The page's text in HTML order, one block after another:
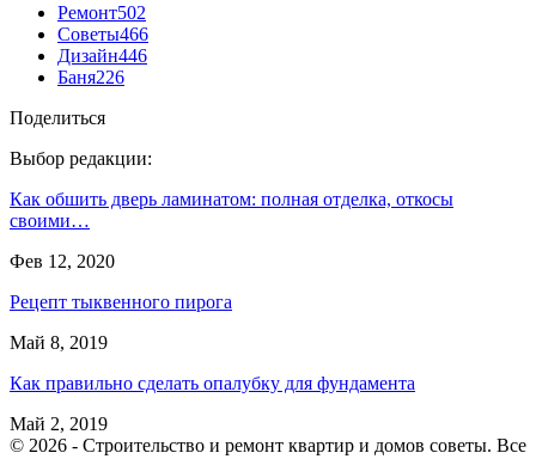
Ремонт502
Советы466
Дизайн446
Баня226
Поделиться
Выбор редакции:
Как обшить дверь ламинатом: полная отделка, откосы
своими…
Фев 12, 2020
Рецепт тыквенного пирога
Май 8, 2019
Как правильно сделать опалубку для фундамента
Май 2, 2019
© 2026 - Строительство и ремонт квартир и домов советы. Все